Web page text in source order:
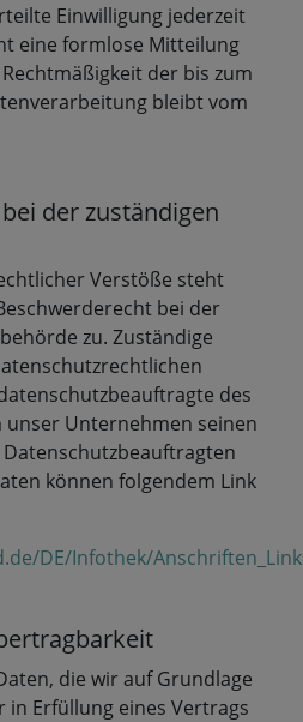
Einwilligung jederzeit
eine formlose Mitteilung
der bis zum
bleibt vom
der zuständigen
Verstöße steht
bei der
zu. Zuständige
des
unser Unternehmen seinen
Datenschutzbeauftragten
können folgendem Link
DE/Infothek/
die wir auf Grundlage
in Erfüllung eines Vertrags